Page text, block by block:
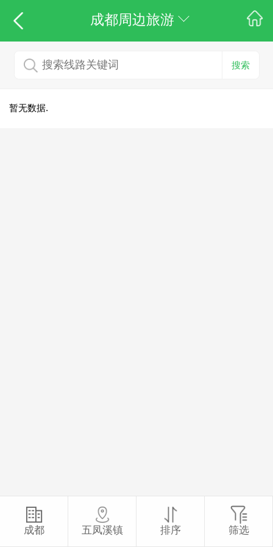
成都周边旅游
搜索
暂无数据.
成都 五凤溪镇 排序 筛选